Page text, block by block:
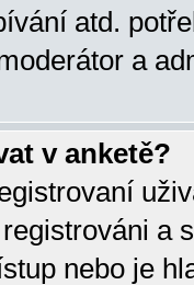
atd.
a
v anketě?
a
nebo je